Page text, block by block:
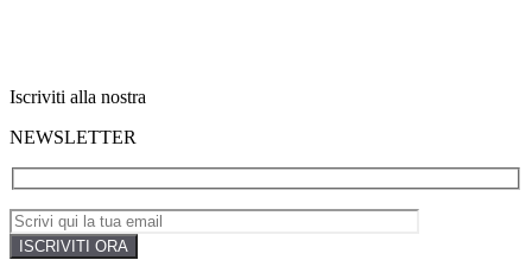
Iscriviti alla nostra
NEWSLETTER